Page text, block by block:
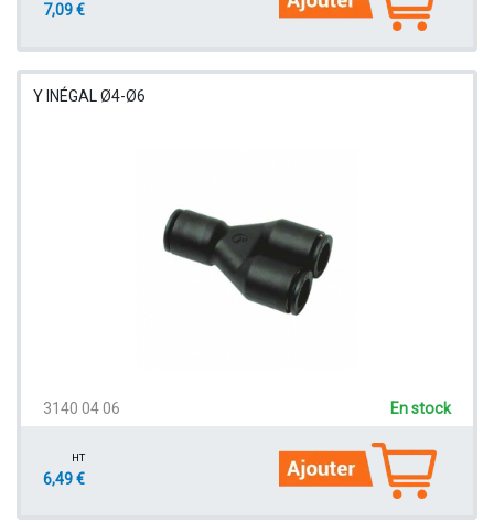
7,09 €
Y INÉGAL Ø4-Ø6
3140 04 06 En stock
HT
6,49 €